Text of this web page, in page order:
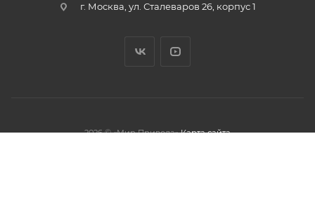
г. Москва, ул. Сталеваров 26, корпус 1
2026 © «Мир Привода» Карта сайта